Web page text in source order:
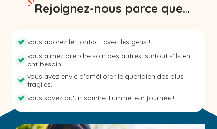
Rejoignez-nous parce que...
vous adorez le contact avec les gens !
vous aimez prendre soin des autres, surtout s'ils en
ont besoin.
vous avez envie d'améliorer le quotidien des plus
fragiles.
vous savez qu'un sourire illumine leur journée !